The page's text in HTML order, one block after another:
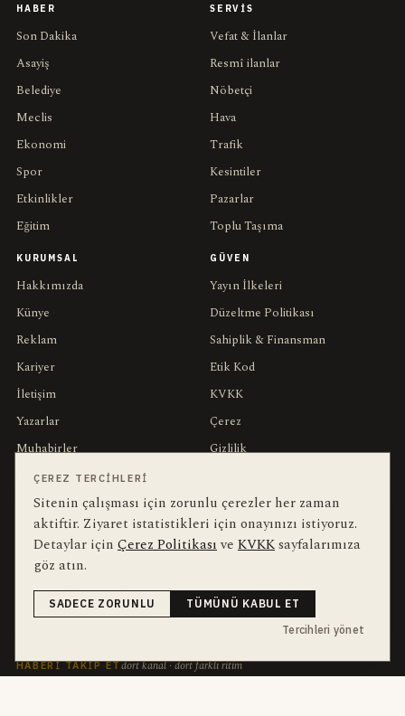
HABER
Son Dakika
Asayiş
Belediye
Meclis
Ekonomi
Spor
Etkinlikler
Eğitim
SERVIS
Vefat & İlanlar
Resmî ilanlar
Nöbetçi
Hava
Trafik
Kesintiler
Pazarlar
Toplu Taşıma
KURUMSAL
Hakkımızda
Künye
Reklam
Kariyer
İletişim
Yazarlar
Muhabirler
Editörler
GÜVEN
Yayın İlkeleri
Düzeltme Politikası
Sahiplik & Finansman
Etik Kod
KVKK
Çerez
Gizlilik
YEREL ARANANLARbu hafta en çok aranan
İnegöl inegol-belediyesi
futbol
İnegölspor
HABERI TAKIP ETdört kanal · dört farklı ritim
ÇEREZ TERCIHLERI
Sitenin çalışması için zorunlu çerezler her zaman
aktiftir. Ziyaret istatistikleri için onayınızı istiyoruz.
Detaylar için Çerez Politikasıve KVKKsayfalarımıza
göz atın.
SADECE ZORUNLU
TÜMÜNÜ KABUL ET
Tercihleri yönet